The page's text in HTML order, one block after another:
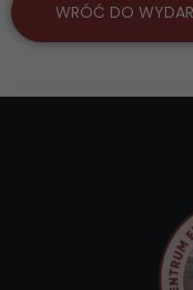
WRÓĆ DO